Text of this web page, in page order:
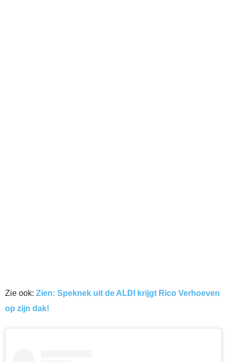
Zie ook: Zien: Speknek uit de ALDI krijgt Rico Verhoeven
op zijn dak!